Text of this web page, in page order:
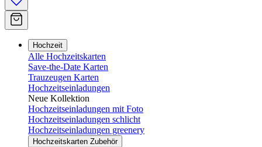
Hochzeit
Alle Hochzeitskarten
Save-the-Date Karten
Trauzeugen Karten
Hochzeitseinladungen
Neue Kollektion
Hochzeitseinladungen mit Foto
Hochzeitseinladungen schlicht
Hochzeitseinladungen greenery
Hochzeitskarten Zubehör